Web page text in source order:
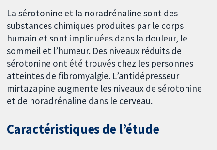
La sérotonine et la noradrénaline sont des
substances chimiques produites par le corps
humain et sont impliquées dans la douleur, le
sommeil et l’humeur. Des niveaux réduits de
sérotonine ont été trouvés chez les personnes
atteintes de fibromyalgie. L’antidépresseur
mirtazapine augmente les niveaux de sérotonine
et de noradrénaline dans le cerveau.
Caractéristiques de l’étude